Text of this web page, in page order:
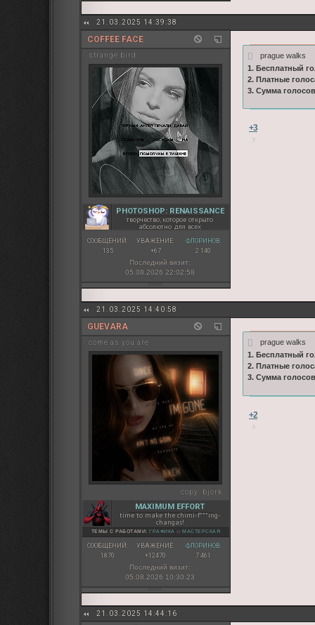
21.03.2025 14:39:38
COFFEE FACE
strange bird
PHOTOSHOP: RENAISSANCE
творчество, которое открыто
абсолютно для всех
СООБЩЕНИЙ:
135
УВАЖЕНИЕ:
+67
ФЛОРИНОВ:
2 140
Последний визит:
05.08.2026 22:02:58
prague walks
1. Бесплатный
2. Платные
3. Сумма
+3
21.03.2025 14:40:58
GUEVARA
come as you are
copy: bjork
MAXIMUM EFFORT
time to make the chimi-f***ing-
changas!
ТЕМЫ С РАБОТАМИ:ГРАФИКА ◇МАСТЕРСКАЯ
СООБЩЕНИЙ:
1870
УВАЖЕНИЕ:
+12470
ФЛОРИНОВ:
7 461
Последний визит:
05.08.2026 10:30:23
prague walks
1. Бесплатный
2. Платные
3. Сумма
+2
21.03.2025 14:44:16